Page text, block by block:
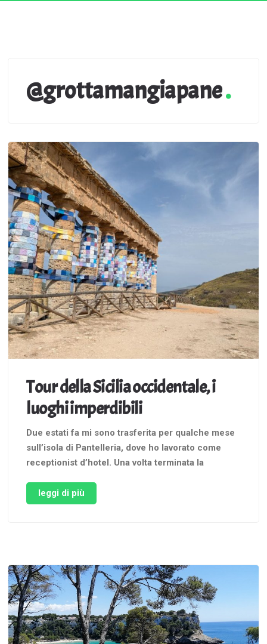
@grottamangiapane
Tour della Sicilia occidentale, i
luoghi imperdibili
Due estati fa mi sono trasferita per qualche mese
sull’isola di Pantelleria, dove ho lavorato come
receptionist d’hotel. Una volta terminata la
continuare a viaggiare concentrandomi
soprattutto sulla provincia di Trapani. Le cose
leggi di più